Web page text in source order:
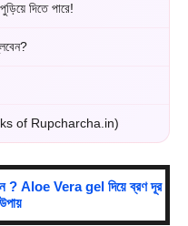
দিতে পারে!
of Rupcharcha.in)
? Aloe Vera gel দিয়ে ব্রণ দূর